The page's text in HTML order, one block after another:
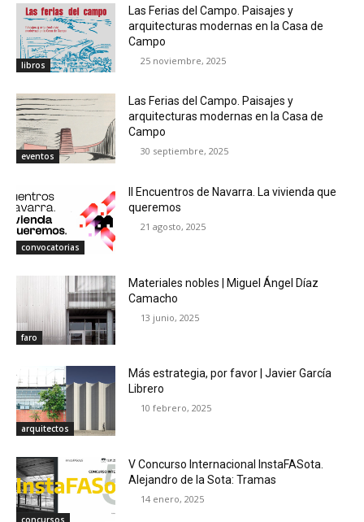
libros
Las Ferias del Campo. Paisajes y
arquitecturas modernas en la Casa de
Campo
25 noviembre, 2025
eventos
Las Ferias del Campo. Paisajes y
arquitecturas modernas en la Casa de
Campo
30 septiembre, 2025
convocatorias
II Encuentros de Navarra. La vivienda que
queremos
21 agosto, 2025
faro
Materiales nobles | Miguel Ángel Díaz
Camacho
13 junio, 2025
arquitectos
Más estrategia, por favor | Javier García
Librero
10 febrero, 2025
concursos
V Concurso Internacional InstaFASota.
Alejandro de la Sota: Tramas
14 enero, 2025